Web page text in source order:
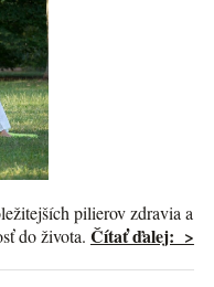
pilierov zdravia a
do života. Čítať ďalej: >